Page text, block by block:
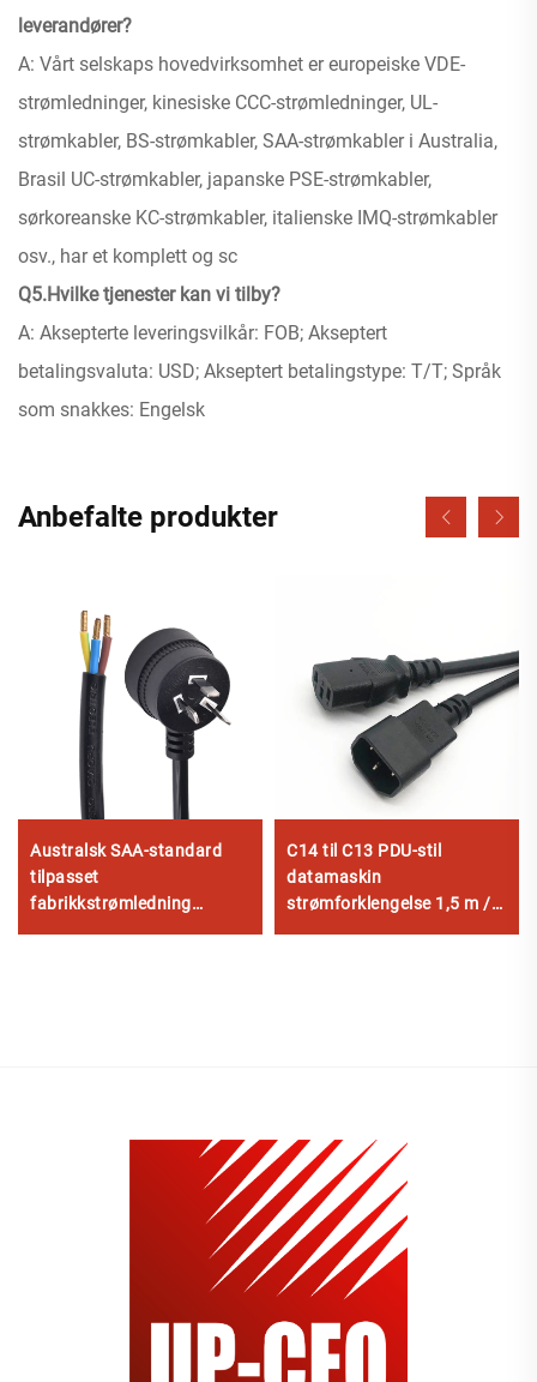
leverandører?
A: Vårt selskaps hovedvirksomhet er europeiske VDE-
strømledninger, kinesiske CCC-strømledninger, UL-
strømkabler, BS-strømkabler, SAA-strømkabler i Australia,
Brasil UC-strømkabler, japanske PSE-strømkabler,
sørkoreanske KC-strømkabler, italienske IMQ-strømkabler
osv., har et komplett og sc
Q5.Hvilke tjenester kan vi tilby?
A: Aksepterte leveringsvilkår: FOB; Akseptert
betalingsvaluta: USD; Akseptert betalingstype: T/T; Språk
som snakkes: Engelsk
Anbefalte produkter
Australsk SAA-standard
tilpasset
fabrikkstrømledning
C14 til C13 PDU-stil
datamaskin
strømforklengelse 1,5 m /